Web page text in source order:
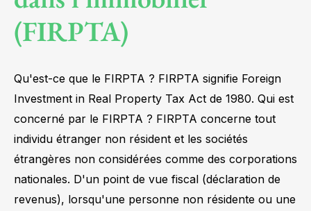
(FIRPTA)
Qu'est-ce que le FIRPTA ? FIRPTA signifie Foreign
Investment in Real Property Tax Act de 1980. Qui est
concerné par le FIRPTA ? FIRPTA concerne tout
individu étranger non résident et les sociétés
étrangères non considérées comme des corporations
nationales. D'un point de vue fiscal (déclaration de
revenus), lorsqu'une personne non résidente ou une